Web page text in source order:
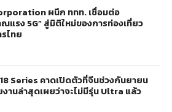
ผนึก ททท. เชื่อมต่อ
รง 5G” สู่มิติใหม่ของการท่องเที่ยว
ไทย
Series คาดเปิดตัวที่จีนช่วงกันยายน
านล่าสุดเผยว่าจะไม่มีรุ่น Ultra แล้ว